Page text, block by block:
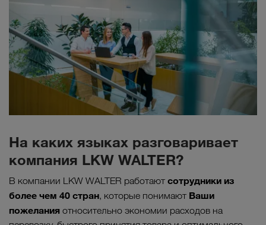
На каких языках разговаривает
компания LKW WALTER?
В компании LKW WALTER работают сотрудники из
более чем 40 стран, которые понимают Ваши
пожелания относительно экономии расходов на